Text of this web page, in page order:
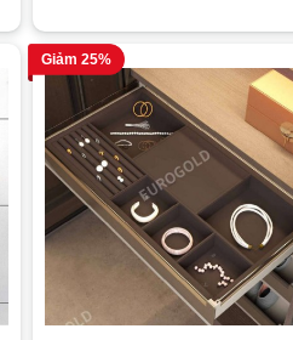
Giảm 25%